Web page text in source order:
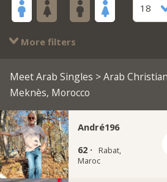
18
More filters
Meet Arab Singles >Arab
Meknès, Morocco
André196
62 ·
Rabat,
Maroc